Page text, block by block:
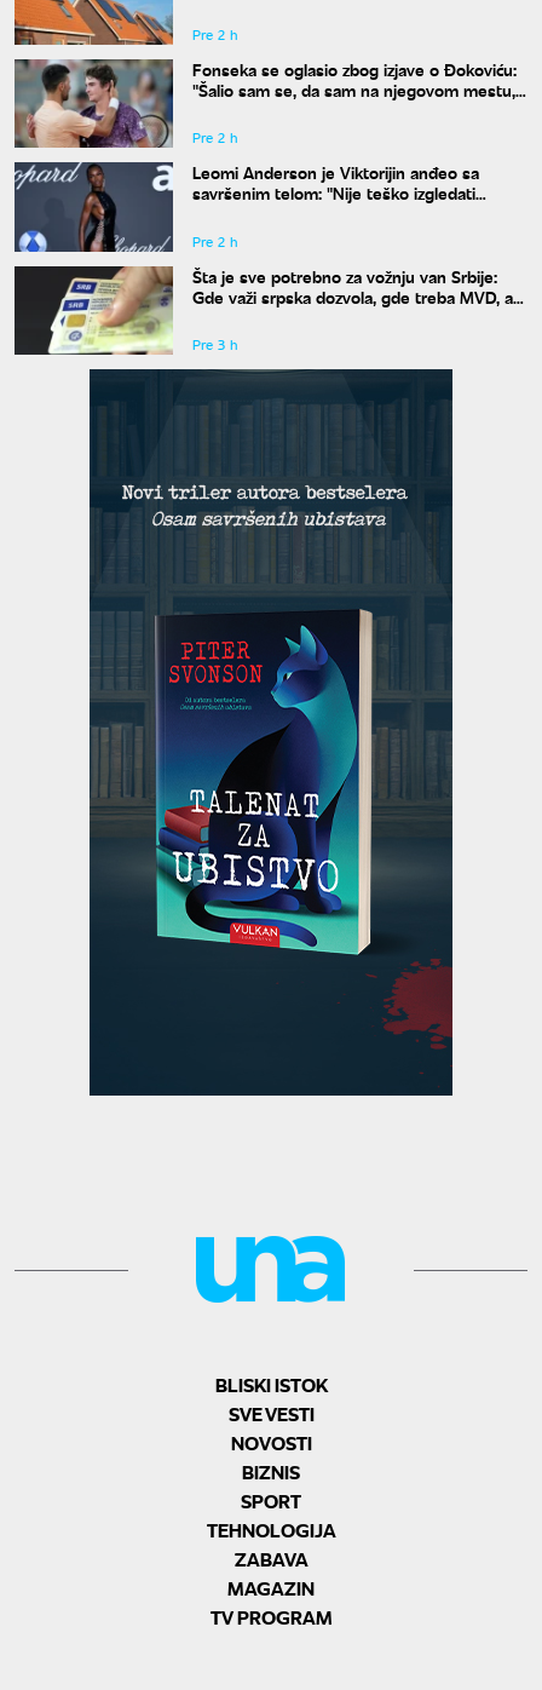
Pre 2 h
Fonseka se oglasio zbog izjave o Đokoviću:
"Šalio sam se, da sam na njegovom mestu,
Pre 2 h
Leomi Anderson je Viktorijin anđeo sa
savršenim telom: "Nije teško izgledati
Pre 2 h
Šta je sve potrebno za vožnju van Srbije:
Gde važi srpska dozvola, gde treba MVD, a
Pre 3 h
BLISKI ISTOK
SVE VESTI
NOVOSTI
BIZNIS
SPORT
TEHNOLOGIJA
ZABAVA
MAGAZIN
TV PROGRAM